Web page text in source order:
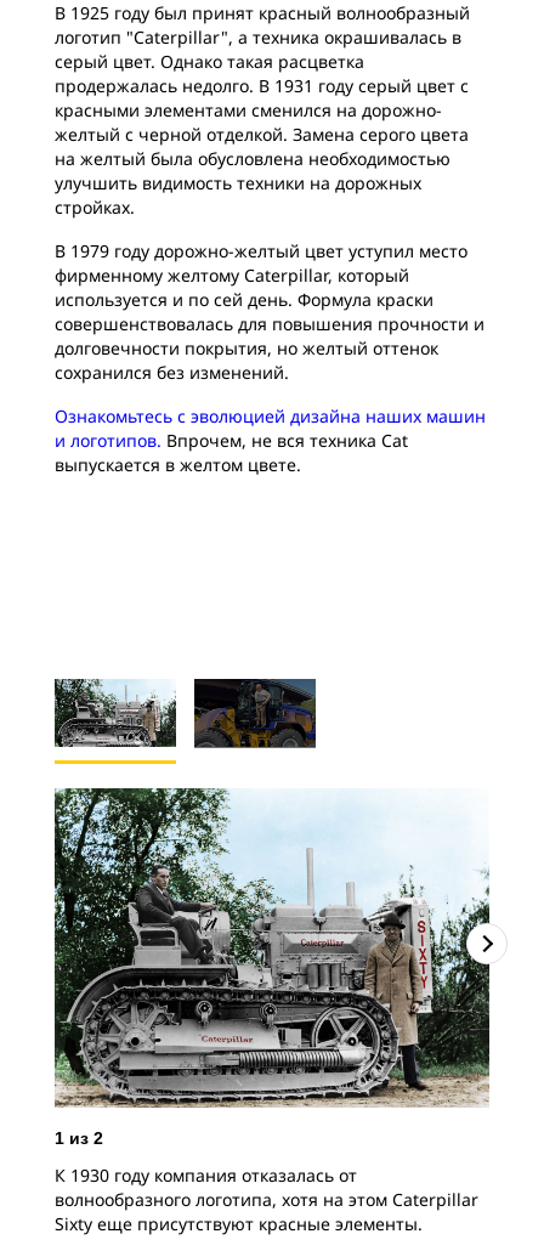
В 1925 году был принят красный волнообразный
логотип "Caterpillar", а техника окрашивалась в
серый цвет. Однако такая расцветка
продержалась недолго. В 1931 году серый цвет с
красными элементами сменился на дорожно-
желтый с черной отделкой. Замена серого цвета
на желтый была обусловлена необходимостью
улучшить видимость техники на дорожных
стройках.
В 1979 году дорожно-желтый цвет уступил место
фирменному желтому Caterpillar, который
используется и по сей день. Формула краски
совершенствовалась для повышения прочности и
долговечности покрытия, но желтый оттенок
сохранился без изменений.
Ознакомьтесь с эволюцией дизайна наших машин
и логотипов. Впрочем, не вся техника Cat
выпускается в желтом цвете.
1 из 2
К 1930 году компания отказалась от
волнообразного логотипа, хотя на этом Caterpillar
Sixty еще присутствуют красные элементы.